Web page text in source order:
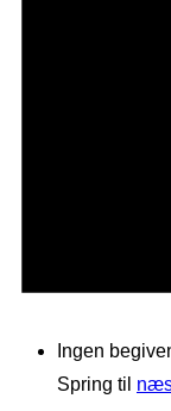
Ingen
Spring til